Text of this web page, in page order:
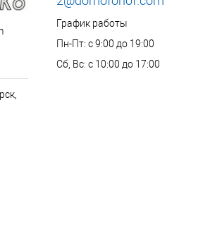
График работы
Пн-Пт: с 9:00 до 19:00
Сб, Вс: с 10:00 до 17:00